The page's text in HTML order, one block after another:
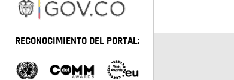
RECONOCIMIENTO DEL PORTAL: